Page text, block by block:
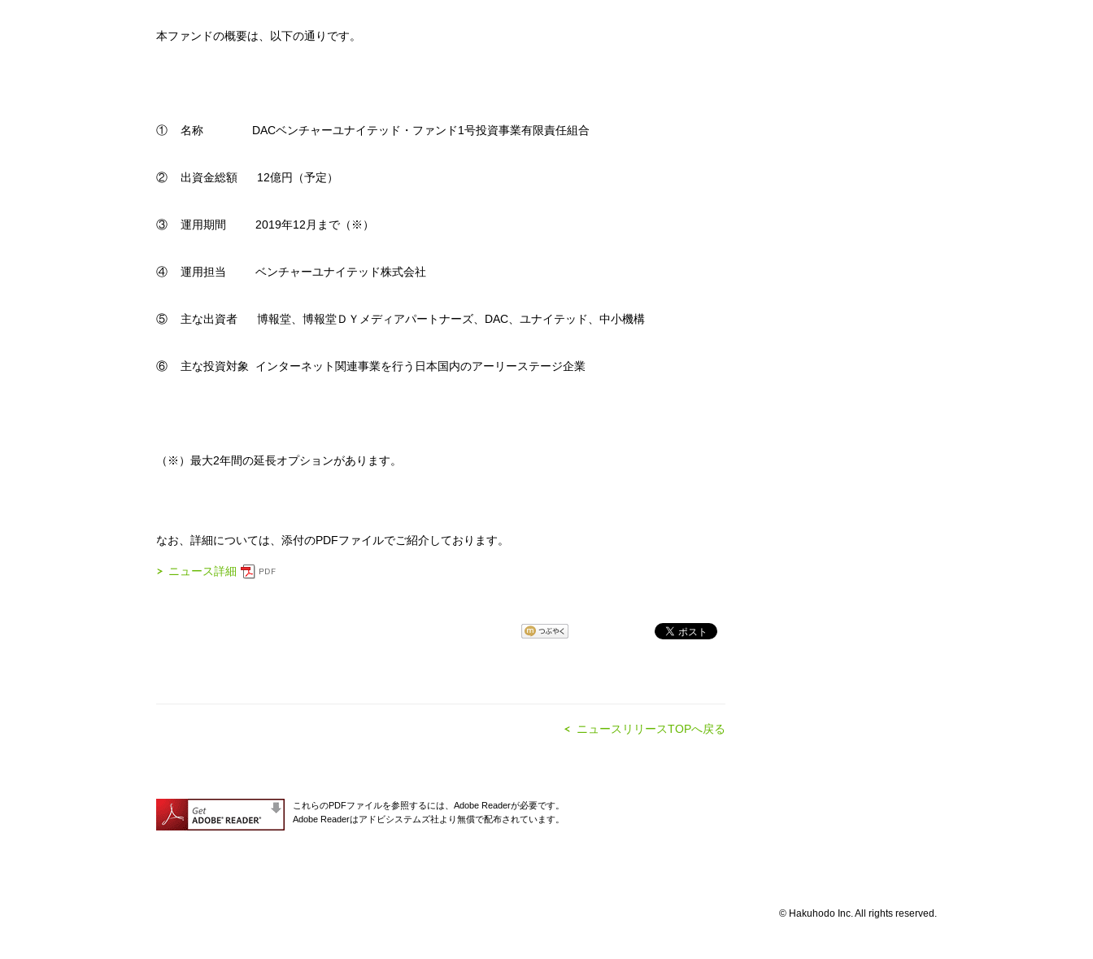
本ファンドの概要は、以下の通りです。
① 名称 DACベンチャーユナイテッド・ファンド1号投資事業有限責任組合
② 出資金総額 12億円（予定）
③ 運用期間 2019年12月まで（※）
④ 運用担当 ベンチャーユナイテッド株式会社
⑤ 主な出資者 博報堂、博報堂ＤＹメディアパートナーズ、DAC、ユナイテッド、中小機構
⑥ 主な投資対象 インターネット関連事業を行う日本国内のアーリーステージ企業
（※）最大2年間の延長オプションがあります。
なお、詳細については、添付のPDFファイルでご紹介しております。
ニュース詳細
ニュースリリースTOPへ戻る
これらのPDFファイルを参照するには、Adobe Readerが必要です。
Adobe Readerはアドビシステムズ社より無償で配布されています。
© Hakuhodo Inc. All rights reserved.